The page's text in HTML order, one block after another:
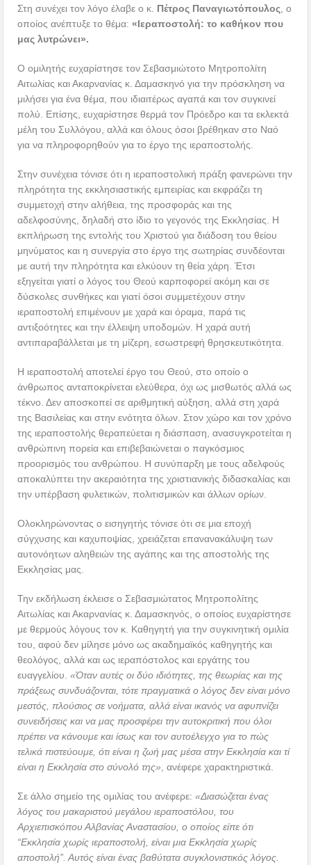
Στη συνέχει τον λόγο έλαβε ο κ. Πέτρος Παναγιωτόπουλος , ο
οποίος ανέπτυξε το θέμα:«Ιεραποστολή: το καθήκον που
μας λυτρώνει».
Ο ομιλητής ευχαρίστησε τον Σεβασμιώτοτο Μητροπολίτη
Αιτωλίας και Ακαρνανίας κ. Δαμασκηνό για την πρόσκληση να
μιλήσει για ένα θέμα, που ιδιαιτέρως αγαπά και τον συγκινεί
πολύ. Επίσης, ευχαρίστησε θερμά τον Πρόεδρο και τα εκλεκτά
μέλη του Συλλόγου, αλλά και όλους όσοι βρέθηκαν στο Ναό
για να πληροφορηθούν για το έργο της ιεραποστολής.
Στην συνέχεια τόνισε ότι η ιεραποστολική πράξη φανερώνει την
πληρότητα της εκκλησιαστικής εμπειρίας και εκφράζει τη
συμμετοχή στην αλήθεια, της προσφοράς και της
αδελφοσύνης, δηλαδή στο ίδιο το γεγονός της Εκκλησίας. Η
εκπλήρωση της εντολής του Χριστού για διάδοση του θείου
μηνύματος και η συνεργία στο έργο της σωτηρίας συνδέονται
με αυτή την πληρότητα και ελκύουν τη θεία χάρη. Έτσι
εξηγείται γιατί ο λόγος του Θεού καρποφορεί ακόμη και σε
δύσκολες συνθήκες και γιατί όσοι συμμετέχουν στην
ιεραποστολή επιμένουν με χαρά και όραμα, παρά τις
αντιξοότητες και την έλλειψη υποδομών. Η χαρά αυτή
αντιπαραβάλλεται με τη μίζερη, εσωστρεφή θρησκευτικότητα.
Η ιεραποστολή αποτελεί έργο του Θεού, στο οποίο ο
άνθρωπος ανταποκρίνεται ελεύθερα, όχι ως μισθωτός αλλά ως
τέκνο. Δεν αποσκοπεί σε αριθμητική αύξηση, αλλά στη χαρά
της Βασιλείας και στην ενότητα όλων. Στον χώρο και τον χρόνο
της ιεραποστολής θεραπεύεται η διάσπαση, ανασυγκροτείται η
ανθρώπινη πορεία και επιβεβαιώνεται ο παγκόσμιος
προορισμός του ανθρώπου. Η συνύπαρξη με τους αδελφούς
αποκαλύπτει την ακεραιότητα της χριστιανικής διδασκαλίας και
την υπέρβαση φυλετικών, πολιτισμικών και άλλων ορίων.
Ολοκληρώνοντας ο εισηγητής τόνισε ότι σε μια εποχή
σύγχυσης και καχυποψίας, χρειάζεται επανανακάλυψη των
αυτονόητων αληθειών της αγάπης και της αποστολής της
Εκκλησίας μας.
Την εκδήλωση έκλεισε ο Σεβασμιώτατος Μητροπολίτης
Αιτωλίας και Ακαρνανίας κ. Δαμασκηνός, ο οποίος ευχαρίστησε
με θερμούς λόγους τον κ. Καθηγητή για την συγκινητική ομιλία
του, αφού δεν μίλησε μόνο ως ακαδημαϊκός καθηγητής και
θεολόγος, αλλά και ως ιεραπόστολος και εργάτης του
ευαγγελίου.«Όταν αυτές οι δύο ιδιότητες, της θεωρίας και της
πράξεως συνδυάζονται, τότε πραγματικά ο λόγος δεν είναι μόνο
μεστός, πλούσιος σε νοήματα, αλλά είναι ικανός να αφυπνίζει
συνειδήσεις και να μας προσφέρει την αυτοκριτική που όλοι
πρέπει να κάνουμε και ίσως και τον αυτοέλεγχο για το πώς
τελικά πιστεύουμε, ότι είναι η ζωή μας μέσα στην Εκκλησία και τί
είναι η Εκκλησία στο σύνολό της» , ανέφερε χαρακτηριστικά.
Σε άλλο σημείο της ομιλίας του ανέφερε:«Διασώζεται ένας
λόγος του μακαριστού μεγάλου ιεραποστόλου, του
Αρχιεπισκόπου Αλβανίας Αναστασίου, ο οποίος είπε ότι
“Εκκλησία χωρίς ιεραποστολή, είναι μια Εκκλησία χωρίς
αποστολή”. Αυτός είναι ένας βαθύτατα συγκλονιστικός λόγος.